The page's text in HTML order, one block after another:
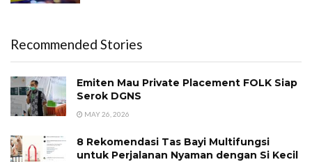
Recommended Stories
Emiten Mau Private Placement FOLK Siap
Serok DGNS
MAY 26, 2026
8 Rekomendasi Tas Bayi Multifungsi
untuk Perjalanan Nyaman dengan Si Kecil